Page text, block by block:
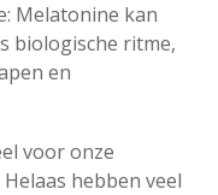
Melatonine kan
biologische ritme,
en
voor onze
hebben veel